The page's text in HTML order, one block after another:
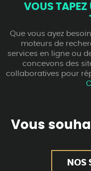
VOUS TAPEZ
Que vous ayez
moteurs de
services en ligne ou
concevons des
collaboratives pour
Vous
NOS